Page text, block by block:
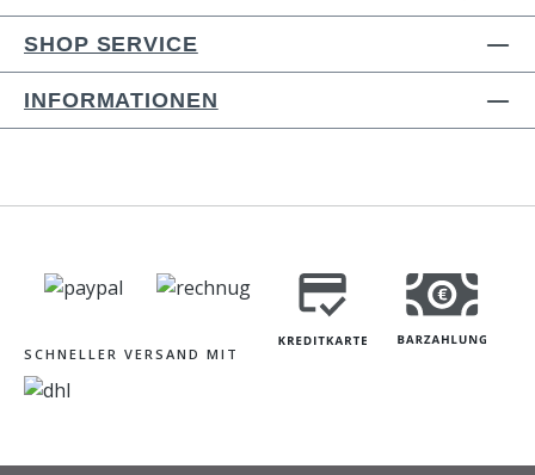
SHOP SERVICE
INFORMATIONEN
SCHNELLER VERSAND MIT